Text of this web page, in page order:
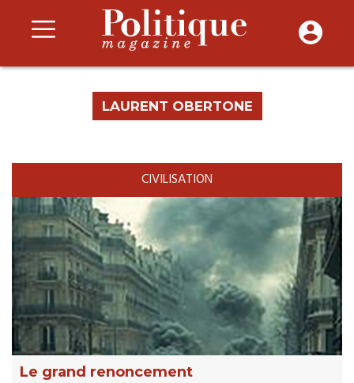
LAURENT OBERTONE
CIVILISATION
Le grand renoncement